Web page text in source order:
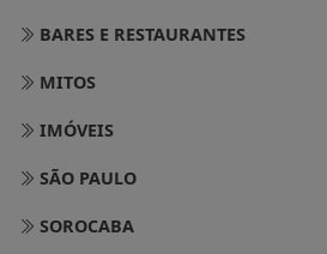
BARES E RESTAURANTES
MITOS
IMÓVEIS
SÃO PAULO
SOROCABA